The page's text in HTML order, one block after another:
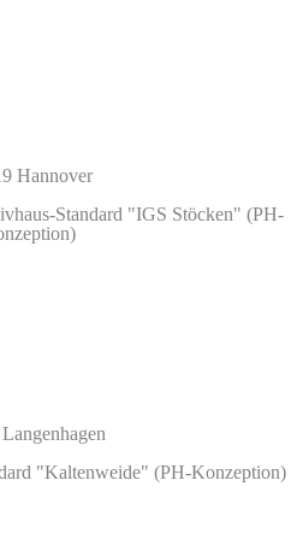
Hannover
Standard "IGS Stöcken" (PH-
"Kaltenweide" (PH-Konzeption)